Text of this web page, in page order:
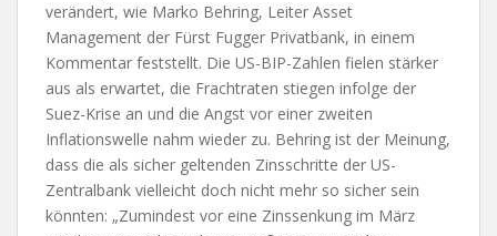
verändert, wie Marko Behring, Leiter Asset
Management der Fürst Fugger Privatbank, in einem
Kommentar feststellt. Die US-BIP-Zahlen fielen stärker
aus als erwartet, die Frachtraten stiegen infolge der
Suez-Krise an und die Angst vor einer zweiten
Inflationswelle nahm wieder zu. Behring ist der Meinung,
dass die als sicher geltenden Zinsschritte der US-
Zentralbank vielleicht doch nicht mehr so sicher sein
könnten: „Zumindest vor eine Zinssenkung im März